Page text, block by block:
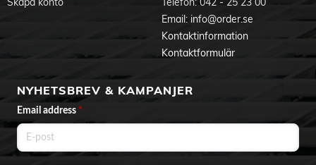
Höjd: 50,5 mm
Elektrokemiskt system: Primärt Alkaliskt Magnesium
Spänning: 1,5 V
Email: info@order.se
Kontaktinformation
Kontaktformulär
NYHETSBREV & KAMPANJER
Email address *